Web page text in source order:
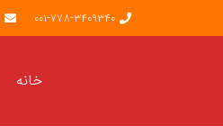
001-778-3409340
خانه